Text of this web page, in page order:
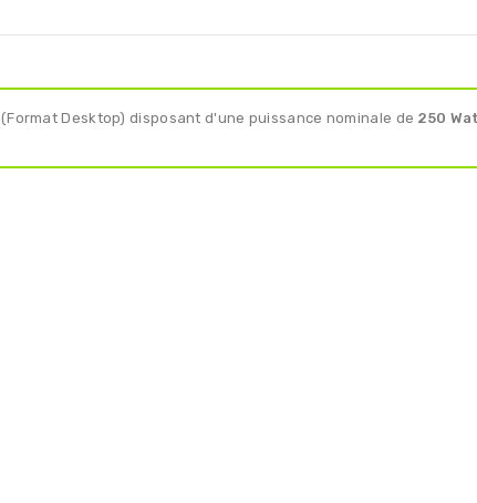
(Format Desktop) disposant d'une puissance nominale de 250